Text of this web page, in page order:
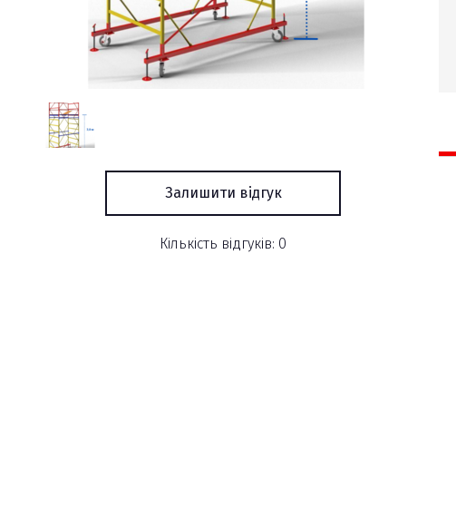
Залишити відгук
Кількість відгуків: 0